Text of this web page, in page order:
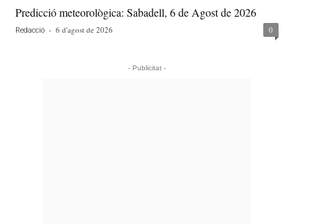
Predicció meteorològica: Sabadell, 6 de Agost de 2026
Redacció - 6 d'agost de 2026 0
- Publicitat -